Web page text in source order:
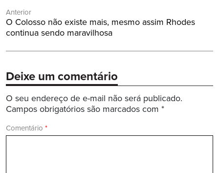
de
Post
Anterior
Post
Anterior:
O Colosso não existe mais, mesmo assim Rhodes
continua sendo maravilhosa
Deixe um comentário
O seu endereço de e-mail não será publicado.
Campos obrigatórios são marcados com *
Comentário *